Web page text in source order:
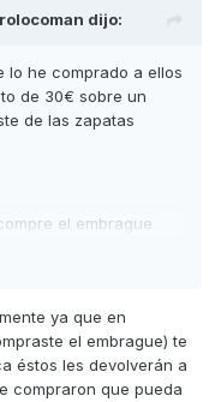
dijo:
lo he comprado a ellos
de 30€ sobre un
de las zapatas
el embrague
ya que en
el embrague) te
éstos les devolverán a
compraron que pueda